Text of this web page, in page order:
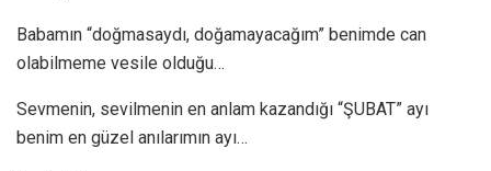
Babamın “doğmasaydı, doğamayacağım” benimde can
olabilmeme vesile olduğu…
Sevmenin, sevilmenin en anlam kazandığı “ŞUBAT” ayı
benim en güzel anılarımın ayı…